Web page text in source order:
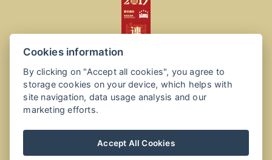
Cookies information
By clicking on "Accept all cookies", you agree to
storage cookies on your device, which helps with
site navigation, data usage analysis and our
marketing efforts.
Accept All Cookies